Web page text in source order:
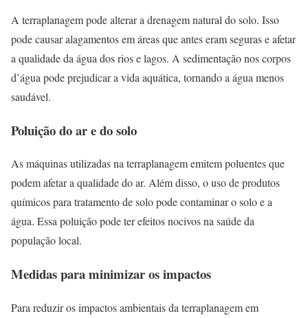
A terraplanagem pode alterar a drenagem natural do solo. Isso
pode causar alagamentos em áreas que antes eram seguras e afetar
a qualidade da água dos rios e lagos. A sedimentação nos corpos
d’água pode prejudicar a vida aquática, tornando a água menos
saudável.
Poluição do ar e do solo
As máquinas utilizadas na terraplanagem emitem poluentes que
podem afetar a qualidade do ar. Além disso, o uso de produtos
químicos para tratamento de solo pode contaminar o solo e a
água. Essa poluição pode ter efeitos nocivos na saúde da
população local.
Medidas para minimizar os impactos
Para reduzir os impactos ambientais da terraplanagem em